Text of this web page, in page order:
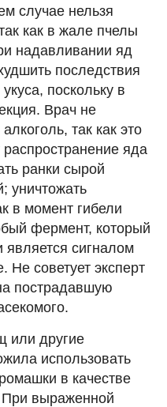
случае нельзя
как в жале пчелы
надавливании яд
последствия
поскольку в
Врач не
так как это
распространение яда
ранки сырой
уничтожать
в момент гибели
фермент, который
является сигналом
Не советует эксперт
пострадавшую
или другие
использовать
в качестве
При выраженной